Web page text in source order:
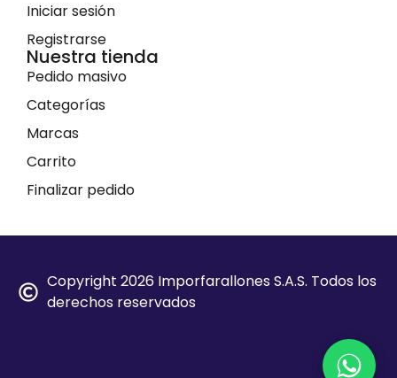
Iniciar sesión
Registrarse
Nuestra tienda
Pedido masivo
Categorías
Marcas
Carrito
Finalizar pedido
Copyright 2026 Imporfarallones S.A.S. Todos los
derechos reservados